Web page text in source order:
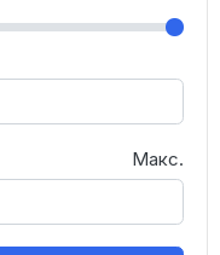
Макс.